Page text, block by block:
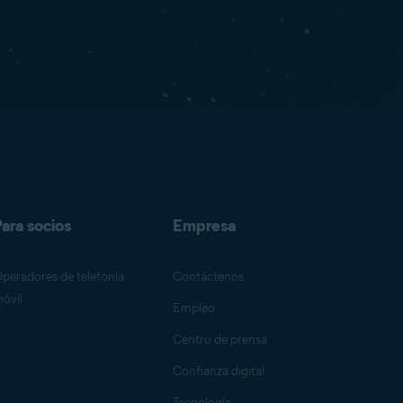
socios
de telefonía
Empresa
Contáctenos
Empleo
Centro de prensa
Confianza digital